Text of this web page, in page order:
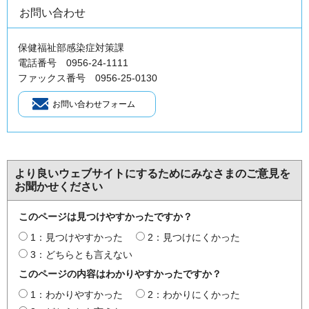
お問い合わせ
保健福祉部感染症対策課
電話番号 0956-24-1111
ファックス番号 0956-25-0130
より良いウェブサイトにするためにみなさまのご意見を
お聞かせください
このページは見つけやすかったですか？
1：見つけやすかった
2：見つけにくかった
3：どちらとも言えない
このページの内容はわかりやすかったですか？
1：わかりやすかった
2：わかりにくかった